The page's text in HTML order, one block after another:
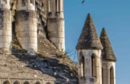
RECHERCHE